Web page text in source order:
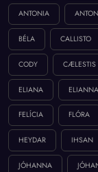
ANTONIA
BÉLA CALLISTO
CODY CÆLESTIS
ELIANA ELIANNA
FELÍCIA FLÓRA
HEYDAR IHSAN
JÓHANNA